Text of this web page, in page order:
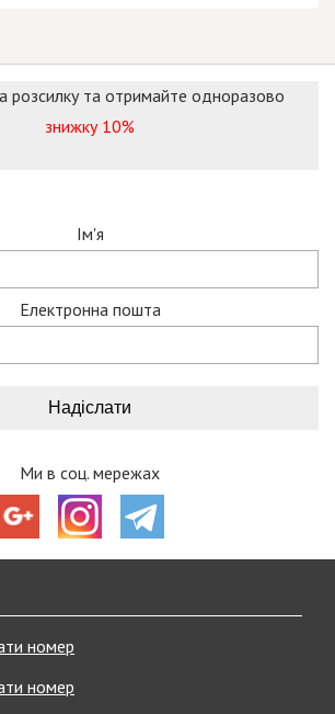
розсилку та отримайте одноразово
знижку 10%
Ім'я
Електронна пошта
Ми в соц. мережах
номер
номер